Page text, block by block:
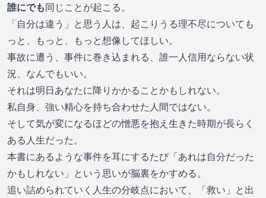
誰にでも同じことが起こる。
「自分は違う」と思う人は、起こりうる理不尽についても
っと、もっと、もっと想像してほしい。
事故に遭う、事件に巻き込まれる、誰一人信用ならない状
況、なんでもいい。
それは明日あなたに降りかかることかもしれない。
私自身、強い精心を持ち合わせた人間ではない。
そして気が変になるほどの憎悪を抱え生きた時期が長らく
ある人生だった。
本書にあるような事件を耳にするたび「あれは自分だった
かもしれない」という思いが脳裏をかすめる。
追い詰められていく人生の分岐点において、「救い」と出